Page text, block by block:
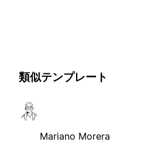
類似テンプレート
Mariano Morera